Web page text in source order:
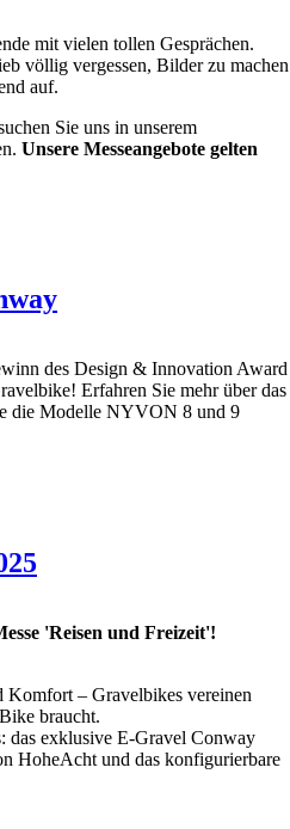
mit vielen tollen Gesprächen.
völlig vergessen, Bilder zu machen
auf.
Sie uns in unserem
Unsere Messeangebote gelten
des Design & Innovation Award
Erfahren Sie mehr über das
die Modelle NYVON 8 und 9
'Reisen und Freizeit'!
– Gravelbikes vereinen
braucht.
das exklusive E-Gravel Conway
HoheAcht und das konfigurierbare